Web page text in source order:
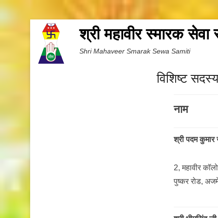
श्री महावीर स्मारक सेवा
Shri Mahaveer Smarak Sewa Samiti
विशिष्ट सदस्य
नाम
श्री पदम कुमार
2, महावीर
पुष्कर रोड,